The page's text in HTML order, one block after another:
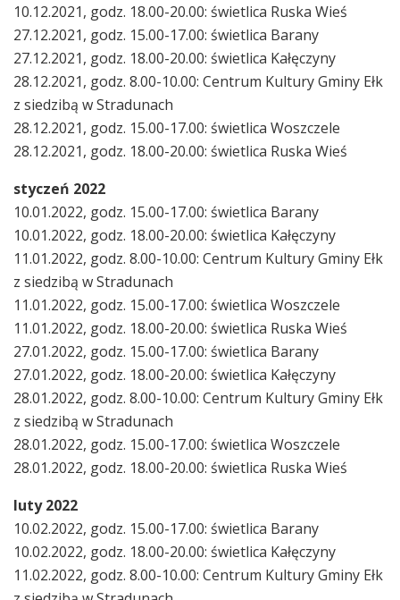
10.12.2021, godz. 18.00-20.00: świetlica Ruska Wieś
27.12.2021, godz. 15.00-17.00: świetlica Barany
27.12.2021, godz. 18.00-20.00: świetlica Kałęczyny
28.12.2021, godz. 8.00-10.00: Centrum Kultury Gminy Ełk
z siedzibą w Stradunach
28.12.2021, godz. 15.00-17.00: świetlica Woszczele
28.12.2021, godz. 18.00-20.00: świetlica Ruska Wieś
styczeń 2022
10.01.2022, godz. 15.00-17.00: świetlica Barany
10.01.2022, godz. 18.00-20.00: świetlica Kałęczyny
11.01.2022, godz. 8.00-10.00: Centrum Kultury Gminy Ełk
z siedzibą w Stradunach
11.01.2022, godz. 15.00-17.00: świetlica Woszczele
11.01.2022, godz. 18.00-20.00: świetlica Ruska Wieś
27.01.2022, godz. 15.00-17.00: świetlica Barany
27.01.2022, godz. 18.00-20.00: świetlica Kałęczyny
28.01.2022, godz. 8.00-10.00: Centrum Kultury Gminy Ełk
z siedzibą w Stradunach
28.01.2022, godz. 15.00-17.00: świetlica Woszczele
28.01.2022, godz. 18.00-20.00: świetlica Ruska Wieś
luty 2022
10.02.2022, godz. 15.00-17.00: świetlica Barany
10.02.2022, godz. 18.00-20.00: świetlica Kałęczyny
11.02.2022, godz. 8.00-10.00: Centrum Kultury Gminy Ełk